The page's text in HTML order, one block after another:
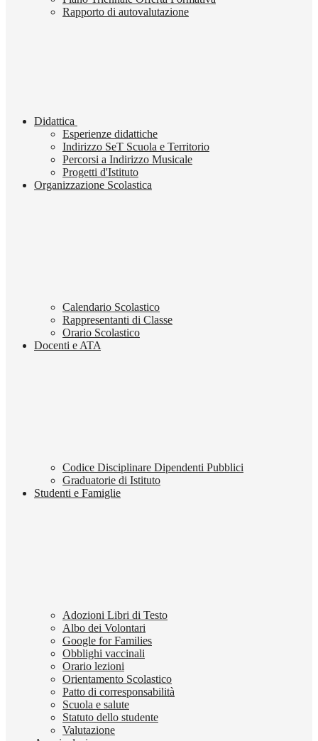
Rapporto di autovalutazione
Didattica
Esperienze didattiche
Indirizzo SeT Scuola e Territorio
Percorsi a Indirizzo Musicale
Progetti d'Istituto
Organizzazione Scolastica
Calendario Scolastico
Rappresentanti di Classe
Orario Scolastico
Docenti e ATA
Codice Disciplinare Dipendenti Pubblici
Graduatorie di Istituto
Studenti e Famiglie
Adozioni Libri di Testo
Albo dei Volontari
Google for Families
Obblighi vaccinali
Orario lezioni
Orientamento Scolastico
Patto di corresponsabilità
Scuola e salute
Statuto dello studente
Valutazione